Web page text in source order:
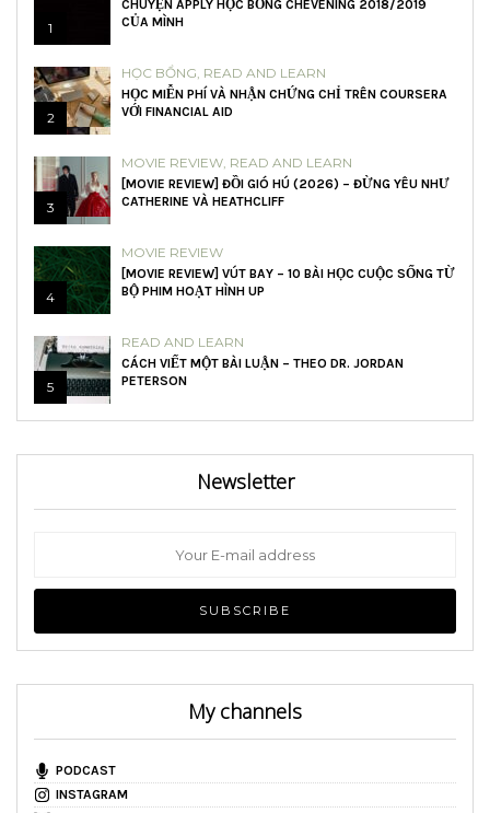
1
CHUYỆN APPLY HỌC BỔNG CHEVENING 2018/2019
CỦA MÌNH
2
HỌC BỔNG, READ AND LEARN
HỌC MIỄN PHÍ VÀ NHẬN CHỨNG CHỈ TRÊN COURSERA
VỚI FINANCIAL AID
3
MOVIE REVIEW, READ AND LEARN
[MOVIE REVIEW] ĐỒI GIÓ HÚ (2026) – ĐỪNG YÊU NHƯ
CATHERINE VÀ HEATHCLIFF
4
MOVIE REVIEW
[MOVIE REVIEW] VÚT BAY – 10 BÀI HỌC CUỘC SỐNG TỪ
BỘ PHIM HOẠT HÌNH UP
5
READ AND LEARN
CÁCH VIẾT MỘT BÀI LUẬN – THEO DR. JORDAN
PETERSON
Newsletter
My channels
PODCAST
INSTAGRAM